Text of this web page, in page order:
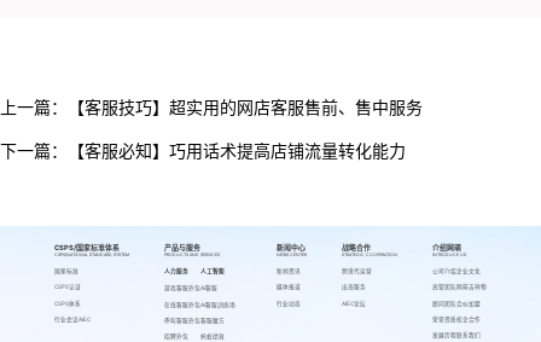
上一篇： 【客服技巧】超实用的网店客服售前、售中服务
下一篇： 【客服必知】巧用话术提高店铺流量转化能力
CSPS/国家标准体系
CSPS/NATIONAL STANDARD SYSTEM
国家标准
CSPS认证
CSPS体系
行业会议AIEC
产品与服务
PRODUCTS AND SERVICES
人力服务
游戏客服外包
在线客服外包
呼叫客服外包
招聘外包
人工智能
AI客服
AI客服训练场
客服魔方
蚂蚁绩效
新闻中心
NEWS CENTER
新闻资讯
媒体报道
行业动态
战略合作
STRATEGIC COOPERATION
跨境代运营
出海服务
AIEC论坛
介绍网萌
INTRODUCE US
公司介绍
高管团队
顾问团队
荣誉资质
发展历程
企业文化
网萌吉祥物
合伙加盟
校企合作
联系我们